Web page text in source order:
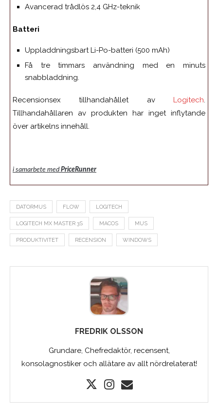
Avancerad trådlös 2,4 GHz-teknik
Batteri
Uppladdningsbart Li-Po-batteri (500 mAh)
Få tre timmars användning med en minuts
snabbladdning.
Recensionsex tillhandahållet av Logitech.
Tillhandahållaren av produkten har inget inflytande
över artikelns innehåll.
i samarbete medPriceRunner
DATORMUS FLOW LOGITECH
LOGITECH MX MASTER 3S MACOS MUS
PRODUKTIVITET RECENSION WINDOWS
FREDRIK OLSSON
Grundare, Chefredaktör, recensent,
konsolagnostiker och allätare av allt nördrelaterat!